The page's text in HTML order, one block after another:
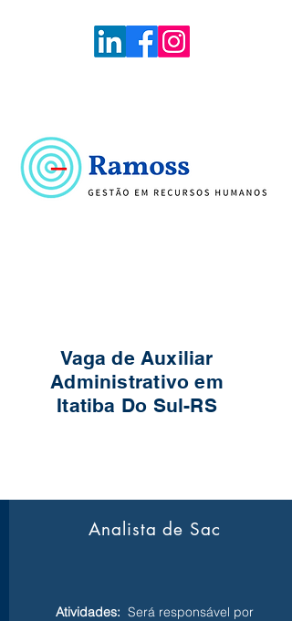
Vaga de Auxiliar
Administrativo em
Itatiba Do Sul-RS
Analista de Sac
Atividades: Será responsável por